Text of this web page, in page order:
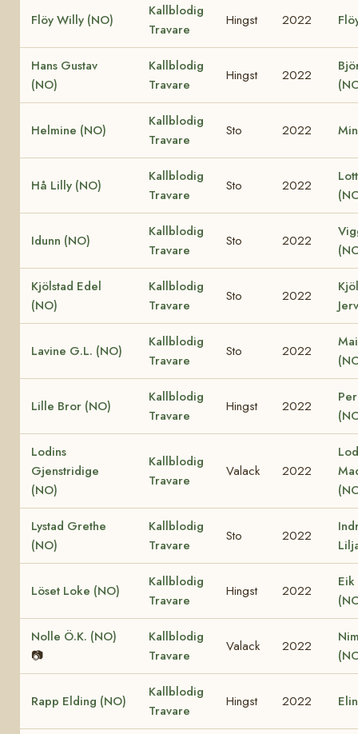
Flöy Willy (NO)
Kallblodig
Travare
Hingst 2022
Hans Gustav
(NO)
Kallblodig
Travare
Hingst 2022
Helmine (NO)
Kallblodig
Travare
Sto 2022
Hå Lilly (NO)
Kallblodig
Travare
Sto 2022
Idunn (NO)
Kallblodig
Travare
Sto 2022
Kjölstad Edel
(NO)
Kallblodig
Travare
Sto 2022
Lavine G.L. (NO)
Kallblodig
Travare
Sto 2022
Lille Bror (NO)
Kallblodig
Travare
Hingst 2022
Lodins
Gjenstridige
(NO)
Kallblodig
Travare
Valack 2022
Lystad Grethe
(NO)
Kallblodig
Travare
Sto 2022
Löset Loke (NO)
Kallblodig
Travare
Hingst 2022
Nolle Ö.K. (NO)
📷
Kallblodig
Travare
Valack 2022
Rapp Elding (NO)
Kallblodig
Travare
Hingst 2022